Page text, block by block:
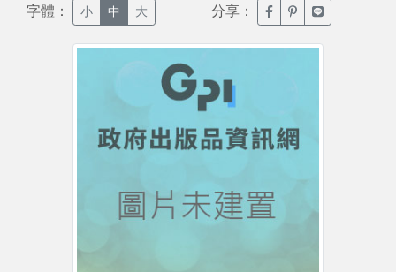
字體： 小 中 大 分享： 臉書分享(另開新視窗)
噗浪分享(另開新
Line分享(另